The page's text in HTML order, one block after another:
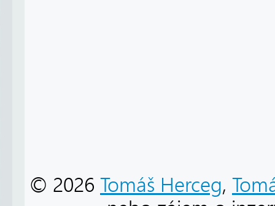
© 2026 Tomáš Herceg,